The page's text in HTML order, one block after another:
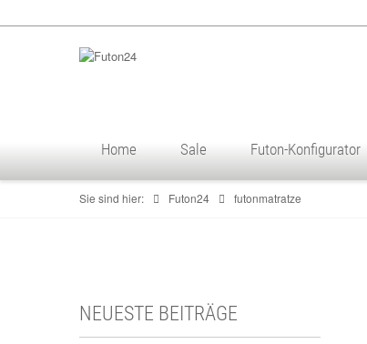
Home Sale Futon-Konfigurator
Sie sind hier: Futon24 futonmatratze
NEUESTE BEITRÄGE